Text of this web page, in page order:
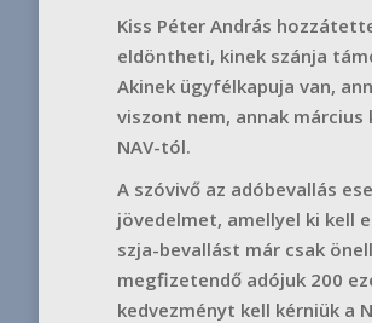
Kiss Péter András
eldöntheti, kinek szánja
Akinek ügyfélkapuja van,
viszont nem, annak
NAV-tól.
A szóvivő az adóbevallás
jövedelmet, amellyel ki kell
szja-bevallást már csak
megfizetendő adójuk 200
kedvezményt kell kérniük a